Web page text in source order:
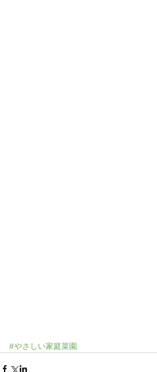
#やさしい家庭菜園